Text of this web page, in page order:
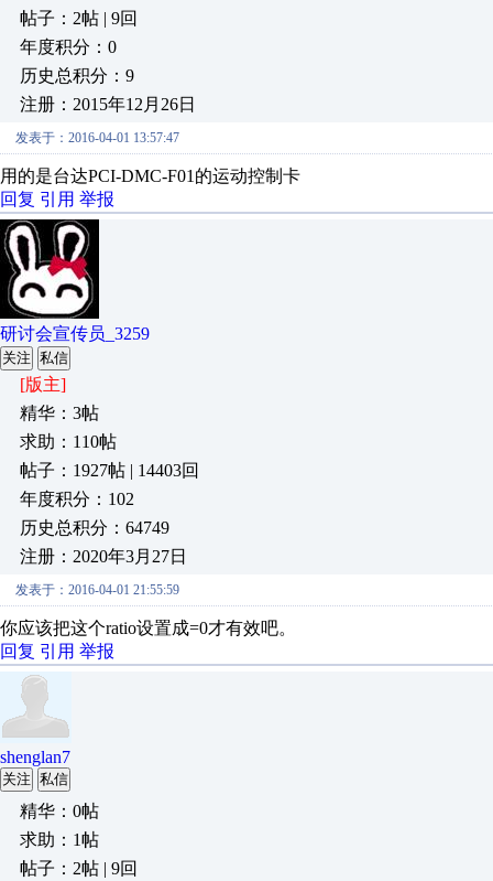
帖子：2帖 | 9回
年度积分：0
历史总积分：9
注册：2015年12月26日
发表于：2016-04-01 13:57:47
用的是台达PCI-DMC-F01的运动控制卡
回复 引用 举报
研讨会宣传员_3259
关注 私信
[版主]
精华：3帖
求助：110帖
帖子：1927帖 | 14403回
年度积分：102
历史总积分：64749
注册：2020年3月27日
发表于：2016-04-01 21:55:59
你应该把这个ratio设置成=0才有效吧。
回复 引用 举报
shenglan7
关注 私信
精华：0帖
求助：1帖
帖子：2帖 | 9回